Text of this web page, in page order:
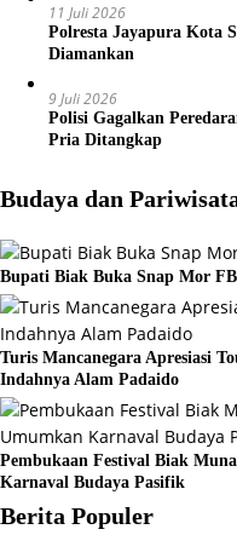
11 Juli 2026
Polresta Jayapura Kota
Diamankan
9 Juli 2026
Polisi Gagalkan
Pria Ditangkap
Budaya dan
Bupati Biak Buka Snap Mor
Turis Mancanegara Apresiasi
Indahnya Alam Padaido
Pembukaan Festival Biak
Karnaval Budaya Pasifik
Berita Populer